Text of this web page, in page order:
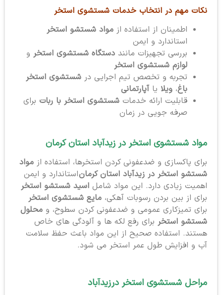
نکات مهم در انتخاب خدمات شستشوی استخر
اطمینان از استفاده از مواد شستشو استخر
استاندارد و ایمن
بررسی تجهیزات مانند دستگاه شستشوی استخرو
لوازم شستشوی استخر
تجربه و تخصص تیم اجرایی در شستشوی استخر
باغ، ویلایا آپارتمانی
قابلیت ارائه خدمات شستشوی استخر با رباتبرای
صرفه جویی در زمان
مواد شستشوی استخر در زیدآباد استان کرمان
برای پاکسازی و ضدعفونی کردن استخرها، استفاده از مواد
شستشو استخر در زیدآباد استان کرماناستاندارد و ایمن
اهمیت زیادی دارد. این مواد شامل اسید شستشو استخر
برای از بین بردن رسوبات آهکی، مایع شستشوی استخر
برای تمیزکاری عمومی و ضدعفونی کردن سطوح، و محلول
شستشو استخربرای رفع لکه ها و آلودگی های خاص
هستند. استفاده صحیح از این مواد باعث حفظ سلامت
آب و افزایش طول عمر استخر می شود.
مراحل شستشوی استخر درزیدآباد